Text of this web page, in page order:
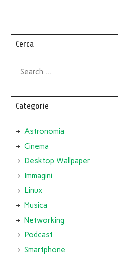
Cerca
Categorie
Astronomia
Cinema
Desktop Wallpaper
Immagini
Linux
Musica
Networking
Podcast
Smartphone